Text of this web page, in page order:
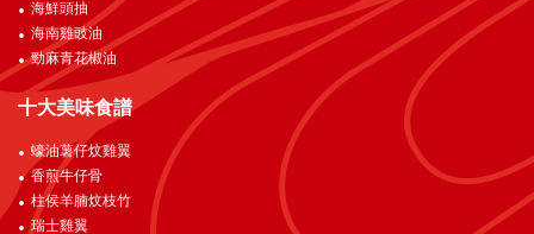
海鮮頭抽
海南雞豉油
勁麻青花椒油
十大美味食譜
蠔油薯仔炆雞翼
香煎牛仔骨
柱侯羊腩炆枝竹
瑞士雞翼